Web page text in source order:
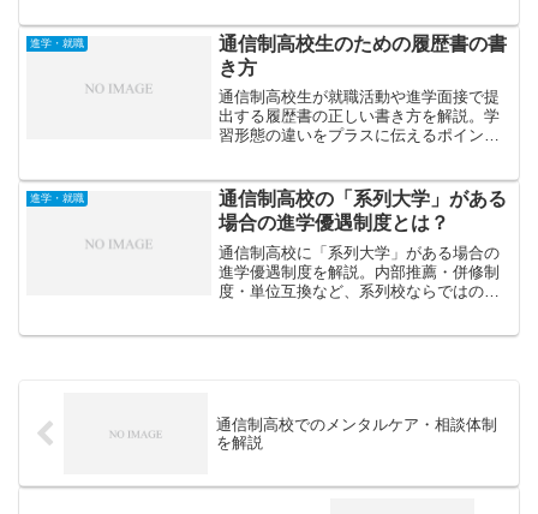
進学・就職
通信制高校生のための履歴書の書
き方
通信制高校生が就職活動や進学面接で提
出する履歴書の正しい書き方を解説。学
習形態の違いをプラスに伝えるポイント
進学・就職
通信制高校の「系列大学」がある
場合の進学優遇制度とは？
通信制高校に「系列大学」がある場合の
進学優遇制度を解説。内部推薦・併修制
度・単位互換など、系列校ならではの特
通信制高校でのメンタルケア・相談体制
を解説